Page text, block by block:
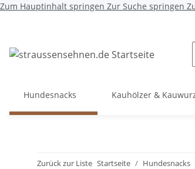
Zum Hauptinhalt springen Zur Suche springen
Hundesnacks Kauhölzer &
Zurück zur Liste Startseite Hundesnacks